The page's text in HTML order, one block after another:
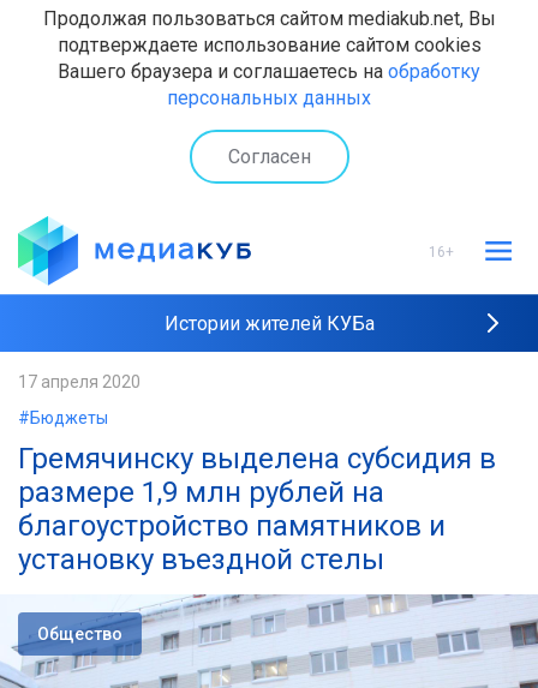
Продолжая пользоваться сайтом mediakub.net, Вы
подтверждаете использование сайтом cookies
Вашего браузера и соглашаетесь на обработку
персональных данных
Согласен
16+
Истории жителей КУБа
17 апреля 2020
#Бюджеты
Гремячинску выделена субсидия в
размере 1,9 млн рублей на
благоустройство памятников и
установку въездной стелы
Общество